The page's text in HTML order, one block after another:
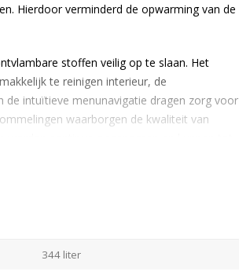
Hierdoor verminderd de opwarming van de
stoffen veilig op te slaan. Het
te reinigen interieur, de
intuïtieve menunavigatie dragen zorg voor
waarborgen de kwaliteit van
van een storing voorkomt de +2°
worden alle kasten voorzien van een
344 liter